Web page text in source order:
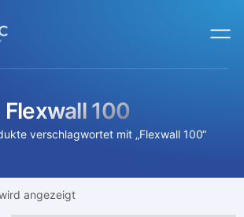
Flexwall 100
verschlagwortet mit „Flexwall 100“
angezeigt